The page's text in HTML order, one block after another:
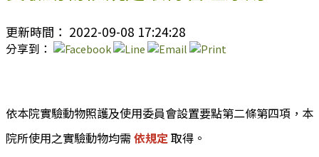
更新時間： 2022-09-08 17:24:28
分享到：
依本院實驗動物照護及使用委員會設置要點第二條第四項，本
院所使用之實驗動物均需依規定取得。